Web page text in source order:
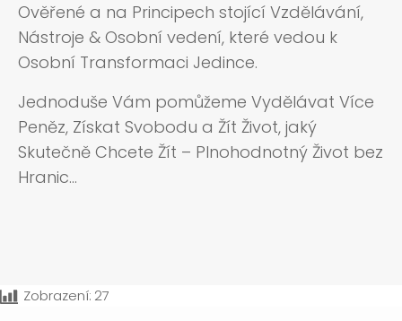
Ověřené a na Principech stojící Vzdělávání,
Nástroje & Osobní vedení, které vedou k
Osobní Transformaci Jedince.
Jednoduše Vám pomůžeme Vydělávat Více
Peněz, Získat Svobodu a Žít Život, jaký
Skutečně Chcete Žít – Plnohodnotný Život bez
Hranic…
Zobrazení: 27